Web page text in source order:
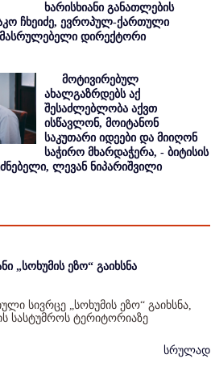
ხარისხიანი განათლების
ჩხეიძე, ევროპულ-ქართული
დირექტორი
მოტივირებულ
ახალგაზრდებს აქ
შესაძლებლობა აქვთ
ისწავლონ, მოიტანონ
საკუთარი იდეები და მიიღონ
საჭირო მხარდაჭერა, - ბიტისის
ლევან ნიპარიშვილი
„სოხუმის ეზო“ გაიხსნა
სივრცე „სოხუმის ეზო“ გაიხსნა,
სასტუმროს ტერიტორიაზე
სრულად